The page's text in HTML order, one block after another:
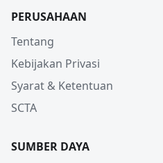
PERUSAHAAN
Tentang
Kebijakan Privasi
Syarat & Ketentuan
SCTA
SUMBER DAYA